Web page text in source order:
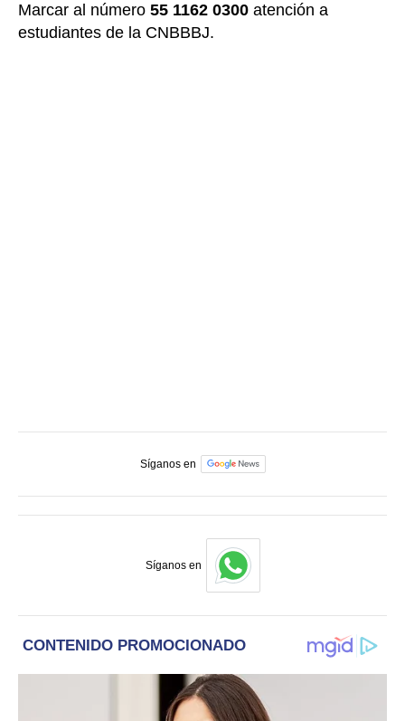
Marcar al número 55 1162 0300 atención a
estudiantes de la CNBBBJ.